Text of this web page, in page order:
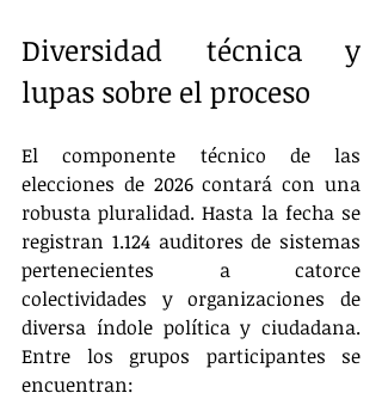
Diversidad técnica y
lupas sobre el proceso
El componente técnico de las
elecciones de 2026 contará con una
robusta pluralidad. Hasta la fecha se
registran 1.124 auditores de sistemas
pertenecientes a catorce
colectividades y organizaciones de
diversa índole política y ciudadana.
Entre los grupos participantes se
encuentran: